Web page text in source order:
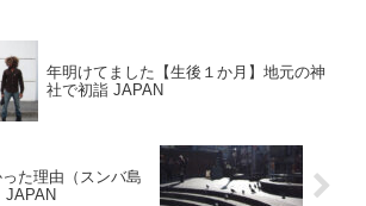
年明けてました【生後１か月】地元の神
社で初詣 JAPAN
た理由（スンバ島
JAPAN